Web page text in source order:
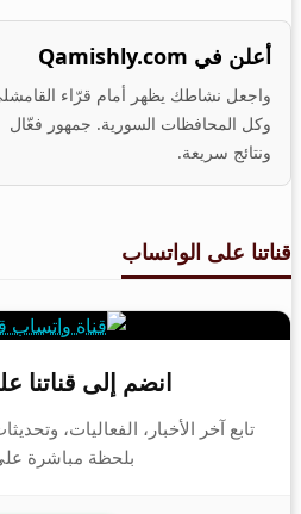
أعلن في Qamishly.com
واجعل نشاطك يظهر أمام قرّاء
وكل المحافظات السورية. جمهور فعّال
ونتائج سريعة.
قناتنا على الواتساب
انضم إلى قناتنا
تابع آخر الأخبار، الفعاليات،
بلحظة مباشرة